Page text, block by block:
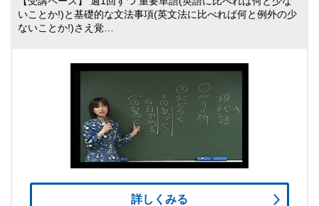
いことか!)と基礎的な文法事項(英文法に比べれば何と例外の少
ないことか!)さえ覚…
詳しくみる